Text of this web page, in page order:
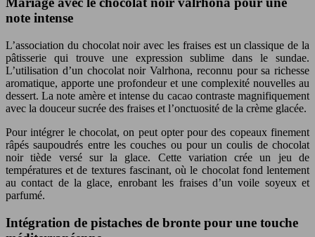
note intense
L’association du chocolat noir avec les fraises est un classique de la
pâtisserie qui trouve une expression sublime dans le sundae.
L’utilisation d’un chocolat noir Valrhona, reconnu pour sa richesse
aromatique, apporte une profondeur et une complexité nouvelles au
dessert. La note amère et intense du cacao contraste magnifiquement
avec la douceur sucrée des fraises et l’onctuosité de la crème glacée.
Pour intégrer le chocolat, on peut opter pour des copeaux finement
râpés saupoudrés entre les couches ou pour un coulis de chocolat
noir tiède versé sur la glace. Cette variation crée un jeu de
températures et de textures fascinant, où le chocolat fond lentement
au contact de la glace, enrobant les fraises d’un voile soyeux et
parfumé.
Intégration de pistaches de bronte pour une touche